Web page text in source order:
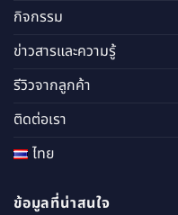
กิจกรรม
ข่าวสารและความรู้
รีวิวจากลูกค้า
ติดต่อเรา
ไทย
ข้อมูลที่น่าสนใจ